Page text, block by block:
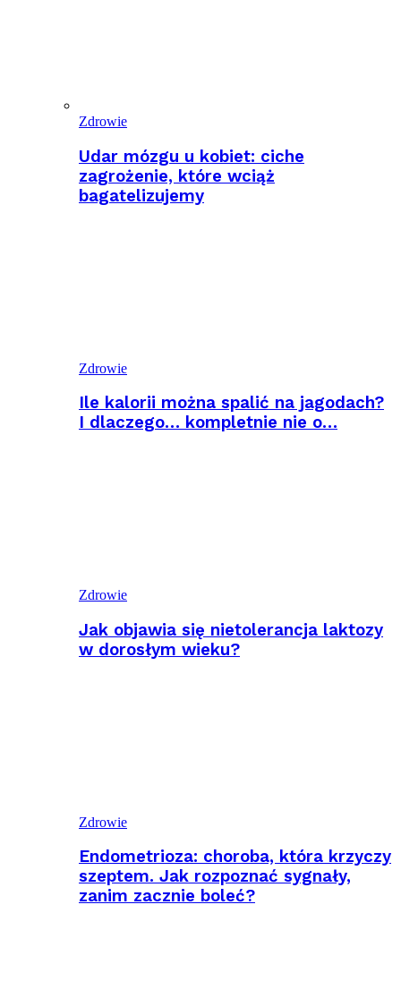
Zdrowie
Udar mózgu u kobiet: ciche
zagrożenie, które wciąż
bagatelizujemy
Zdrowie
Ile kalorii można spalić na jagodach?
I dlaczego… kompletnie nie o…
Zdrowie
Jak objawia się nietolerancja laktozy
w dorosłym wieku?
Zdrowie
Endometrioza: choroba, która krzyczy
szeptem. Jak rozpoznać sygnały,
zanim zacznie boleć?